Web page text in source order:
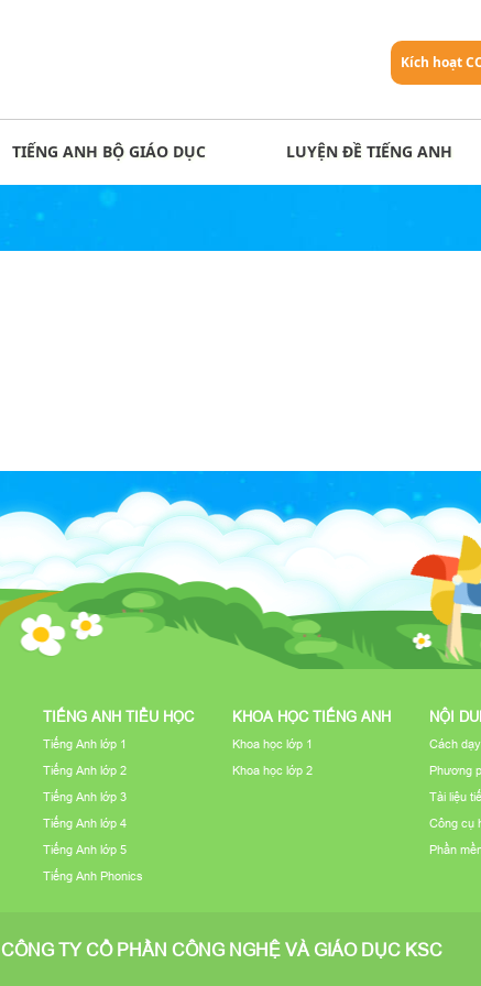
Kích hoạt
TIẾNG ANH BỘ GIÁO DỤC LUYỆN ĐỀ TIẾNG ANH
TIẾNG ANH TIỂU HỌC
Tiếng Anh lớp 1
Tiếng Anh lớp 2
Tiếng Anh lớp 3
Tiếng Anh lớp 4
Tiếng Anh lớp 5
Tiếng Anh Phonics
KHOA HỌC TIẾNG ANH
Khoa học lớp 1
Khoa học lớp 2
NỘI
Cách
Phương
Tài liệu
Công cụ
Phần
CÔNG TY CỔ PHẦN CÔNG NGHỆ VÀ GIÁO DỤC KSC